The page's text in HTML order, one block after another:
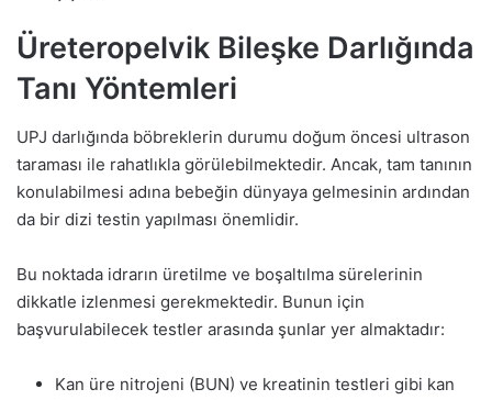
Üreteropelvik Bileşke Darlığında
Tanı Yöntemleri
UPJ darlığında böbreklerin durumu doğum öncesi ultrason
taraması ile rahatlıkla görülebilmektedir. Ancak, tam tanının
konulabilmesi adına bebeğin dünyaya gelmesinin ardından
da bir dizi testin yapılması önemlidir.
Bu noktada idrarın üretilme ve boşaltılma sürelerinin
dikkatle izlenmesi gerekmektedir. Bunun için
başvurulabilecek testler arasında şunlar yer almaktadır:
Kan üre nitrojeni (BUN) ve kreatinin testleri gibi kan